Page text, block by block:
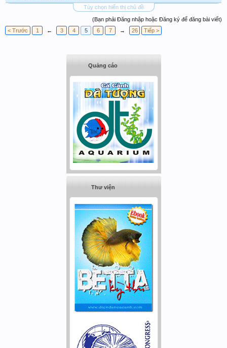
Tùy chọn hiển thị chủ đề
(Bạn phải Đăng nhập hoặc Đăng ký để đăng bài viết)
< Trước
1 ← 3 4 5 6 7 → 26 Tiếp >
Quảng cáo
Thư viện